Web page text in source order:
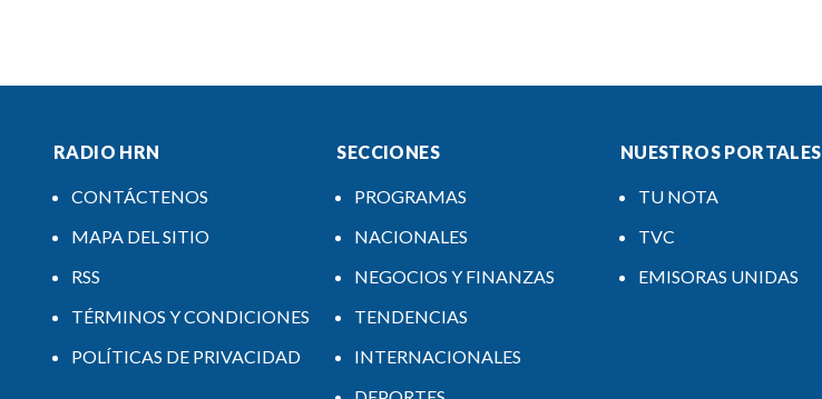
RADIO HRN
CONTÁCTENOS
MAPA DEL SITIO
RSS
TÉRMINOS Y CONDICIONES
POLÍTICAS DE PRIVACIDAD
SECCIONES
PROGRAMAS
NACIONALES
NEGOCIOS Y FINANZAS
TENDENCIAS
INTERNACIONALES
NUESTROS PORTALES
TU NOTA
TVC
EMISORAS UNIDAS